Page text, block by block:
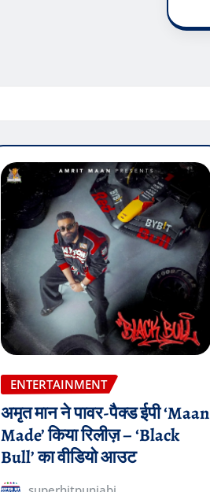
ENTERTAINMENT
अमृत मान ने पावर-पैक्ड ईपी ‘Maan
Made’ किया रिलीज़ – ‘Black
Bull’ का वीडियो आउट